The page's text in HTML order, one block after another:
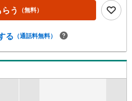
21:00まで■ご案内方法ご自宅へのお迎
ち合わせ、弊社へのご来社など、ご相
案内をいたします。■ご予約方法事前に
内がスムーズです。■その他、各種ご相
！ ・現在、お車などの借り入れが
自己資金が少なくても平気？ etc…
談 ・繰り上げ返済は「いつ」、
のが効果的？ ・どこの銀行で借り
う （無料）
る （通話料無料）